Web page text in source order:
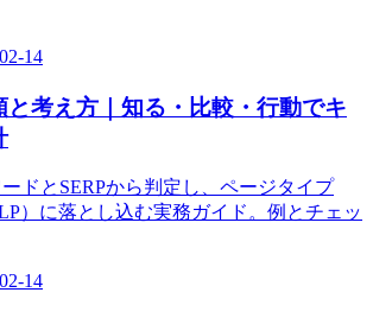
14
と考え方｜知る・比較・行動でキ
ドとSERPから判定し、ページタイプ
）に落とし込む実務ガイド。例とチェッ
14